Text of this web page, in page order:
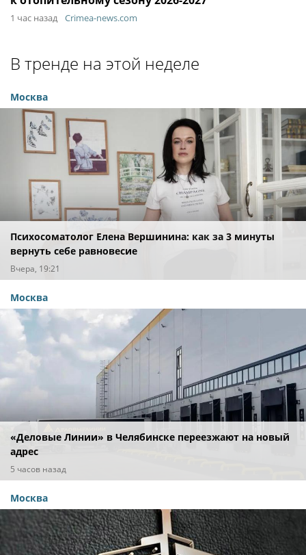
1 час назад Crimea-news.com
В тренде на этой неделе
Москва
Психосоматолог Елена Вершинина: как за 3 минуты
вернуть себе равновесие
Вчера, 19:21
Москва
«Деловые Линии» в Челябинске переезжают на новый
адрес
5 часов назад
Москва